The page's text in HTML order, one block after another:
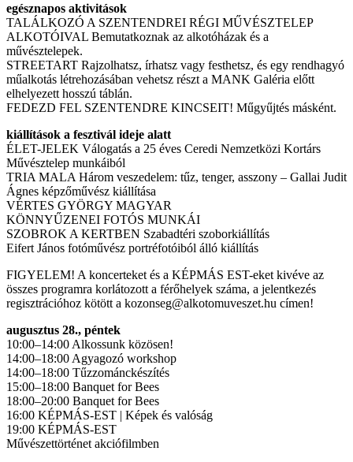
egésznapos aktivitások
TALÁLKOZÓ A SZENTENDREI RÉGI MŰVÉSZTELEP
ALKOTÓIVAL Bemutatkoznak az alkotóházak és a
művésztelepek.
STREETART Rajzolhatsz, írhatsz vagy festhetsz, és egy rendhagyó
műalkotás létrehozásában vehetsz részt a MANK Galéria előtt
elhelyezett hosszú táblán.
FEDEZD FEL SZENTENDRE KINCSEIT! Műgyűjtés másként.
kiállítások a fesztivál ideje alatt
ÉLET-JELEK Válogatás a 25 éves Ceredi Nemzetközi Kortárs
Művésztelep munkáiból
TRIA MALA Három veszedelem: tűz, tenger, asszony – Gallai Judit
Ágnes képzőművész kiállítása
VÉRTES GYÖRGY MAGYAR
KÖNNYŰZENEI FOTÓS MUNKÁI
SZOBROK A KERTBEN Szabadtéri szoborkiállítás
Eifert János fotóművész portréfotóiból álló kiállítás
FIGYELEM! A koncerteket és a KÉPMÁS EST-eket kivéve az
összes programra korlátozott a férőhelyek száma, a jelentkezés
regisztrációhoz kötött a kozonseg@alkotomuveszet.hu címen!
augusztus 28., péntek
10:00–14:00 Alkossunk közösen!
14:00–18:00 Agyagozó workshop
14:00–18:00 Tűzzománckészítés
15:00–18:00 Banquet for Bees
18:00–20:00 Banquet for Bees
16:00 KÉPMÁS-EST | Képek és valóság
19:00 KÉPMÁS-EST
Művészettörténet akciófilmben